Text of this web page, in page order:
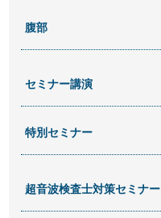
腹部
セミナー講演
特別セミナー
超音波検査士対策セミナー